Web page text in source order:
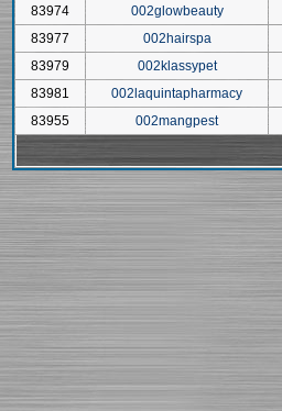
83974
002glowbeauty
83977
002hairspa
83979
002klassypet
83981
002laquintapharmacy
83955
002mangpest